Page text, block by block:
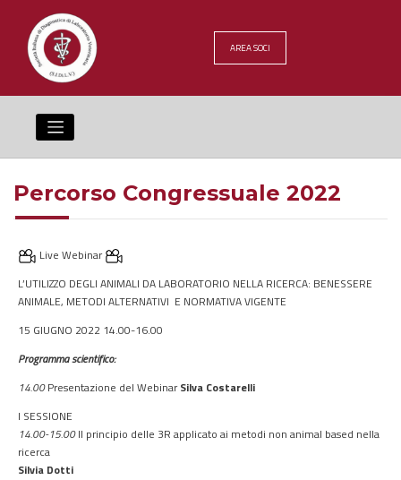
content
AREA SOCI
Percorso Congressuale 2022
Live Webinar
L’UTILIZZO DEGLI ANIMALI DA LABORATORIO NELLA RICERCA: BENESSERE
ANIMALE, METODI ALTERNATIVI E NORMATIVA VIGENTE
15 GIUGNO 2022 14.00-16.00
Programma scientifico:
14.00Presentazione del WebinarSilva Costarelli
I SESSIONE
14.00-15.00Il principio delle 3R applicato ai metodi non animal based nella
ricerca
Silvia Dotti